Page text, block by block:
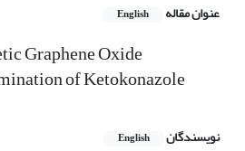
عنوان مقاله English
Graphene Oxide
of Ketokonazole
نویسندگان English